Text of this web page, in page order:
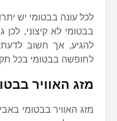
לכל עונה בבטומי יש
בבטומי לא קיצוני,
להגיע, אך חשוב
לחופשה בבטומי בכל
מזג האוויר
מזג האוויר בבטומי